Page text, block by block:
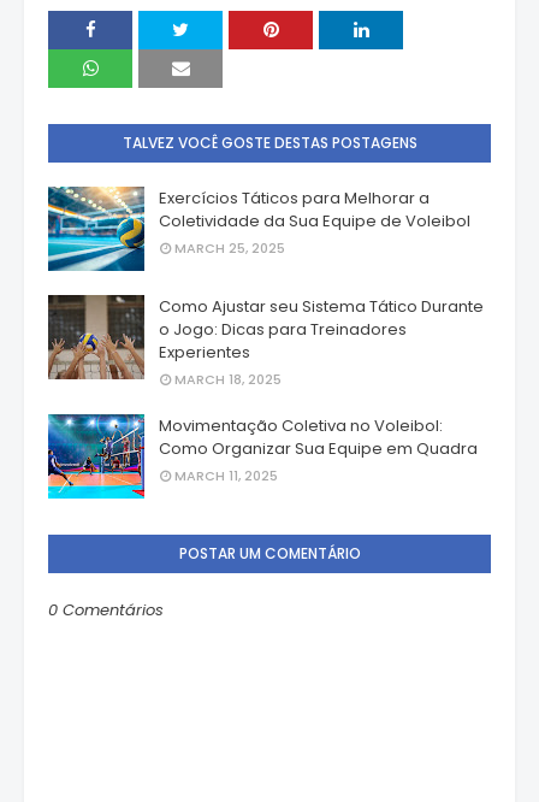
TALVEZ VOCÊ GOSTE DESTAS POSTAGENS
Exercícios Táticos para Melhorar a
Coletividade da Sua Equipe de Voleibol
MARCH 25, 2025
Como Ajustar seu Sistema Tático Durante
o Jogo: Dicas para Treinadores
Experientes
MARCH 18, 2025
Movimentação Coletiva no Voleibol:
Como Organizar Sua Equipe em Quadra
MARCH 11, 2025
POSTAR UM COMENTÁRIO
0 Comentários